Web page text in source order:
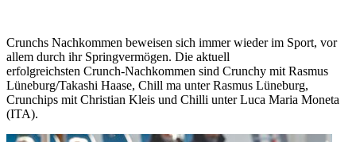
Crunchs Nachkommen beweisen sich immer wieder im Sport, vor
allem durch ihr Springvermögen. Die aktuell
erfolgreichsten Crunch-Nachkommen sind Crunchy mit Rasmus
Lüneburg/Takashi Haase, Chill ma unter Rasmus Lüneburg,
Crunchips mit Christian Kleis und Chilli unter Luca Maria Moneta
(ITA).